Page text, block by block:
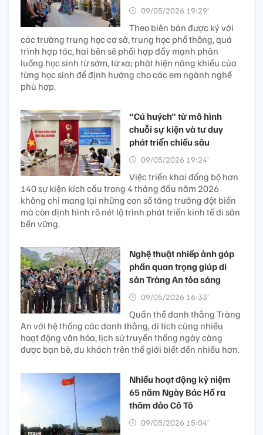
09/05/2026 19:29’
Theo biên bản được ký với
các trường trung học cơ sở, trung học phổ thông, quá
trình hợp tác, hai bên sẽ phối hợp đẩy mạnh phân
luồng học sinh từ sớm, từ xa; phát hiện năng khiếu của
từng học sinh để định hướng cho các em ngành nghề
phù hợp.
“Cú huých” từ mô hình
chuỗi sự kiện và tư duy
phát triển chiều sâu
09/05/2026 19:24’
Việc triển khai đồng bộ hơn
140 sự kiện kích cầu trong 4 tháng đầu năm 2026
không chỉ mang lại những con số tăng trưởng đột biến
mà còn định hình rõ nét lộ trình phát triển kinh tế di sản
bền vững.
Nghệ thuật nhiếp ảnh góp
phần quan trọng giúp di
sản Tràng An tỏa sáng
09/05/2026 16:33’
Quần thể danh thắng Tràng
An với hệ thống các danh thắng, di tích cùng nhiều
hoạt động văn hóa, lịch sử truyền thống ngày càng
được bạn bè, du khách trên thế giới biết đến nhiều hơn.
Nhiều hoạt động kỷ niệm
65 năm Ngày Bác Hồ ra
thăm đảo Cô Tô
09/05/2026 15:04’